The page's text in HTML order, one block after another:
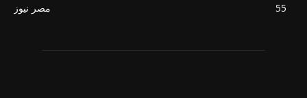
مصر نيوز
55